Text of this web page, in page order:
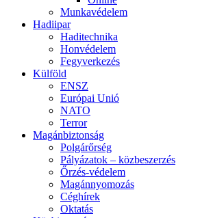
Munkavédelem
Hadiipar
Haditechnika
Honvédelem
Fegyverkezés
Külföld
ENSZ
Európai Unió
NATO
Terror
Magánbiztonság
Polgárőrség
Pályázatok – közbeszerzés
Őrzés-védelem
Magánnyomozás
Céghírek
Oktatás